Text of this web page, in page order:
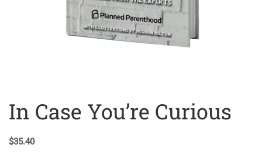
In Case You’re Curious
$35.40